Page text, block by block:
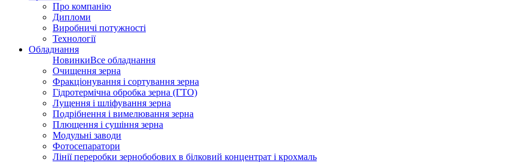
Про компанію
Дипломи
Виробничі потужності
Технології
Обладнання
НовинкиВсе обладнання
Очищення зерна
Фракціонування і сортування зерна
Гідротермічна обробка зерна (ГТО)
Лущення і шліфування зерна
Подрібнення і вимелювання зерна
Плющення і сушіння зерна
Модульні заводи
Фотосепаратори
Лінії переробки зернобобових в білковий концентрат і крохмаль